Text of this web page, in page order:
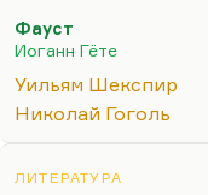
будем никогда
всякая эпоха
что пишут
Фауст
Иоганн Гёте
Уильям Шекспир
Николай Гоголь
ЛИТЕРАТУРА